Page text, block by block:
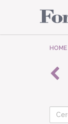
HOME